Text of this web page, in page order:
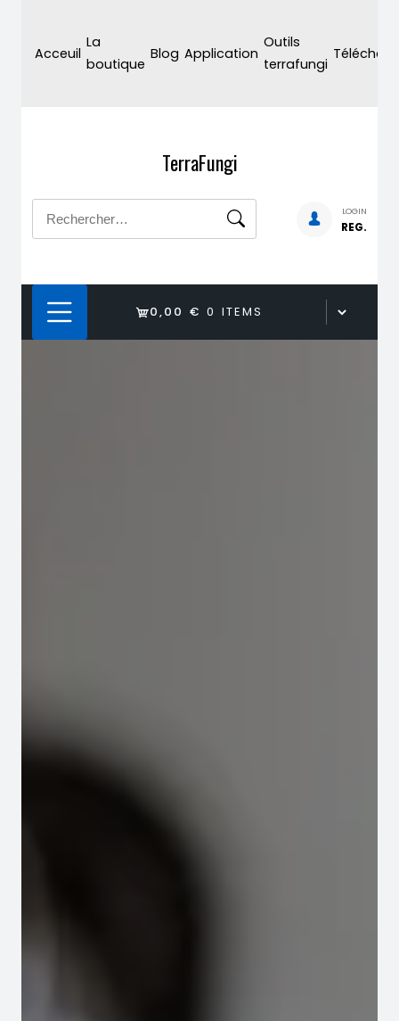
content
Acceuil
La
boutique
Blog Application
Outils
terrafungi
TerraFungi
Rechercher : LOGIN
REG.
0,00 € 0 ITEMS